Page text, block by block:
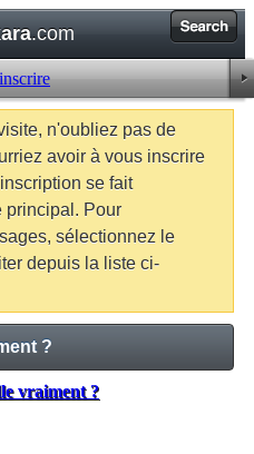
.com
n'oubliez pas de
avoir à vous inscrire
se fait
principal. Pour
sélectionnez le
depuis la liste ci-
?
vraiment ?